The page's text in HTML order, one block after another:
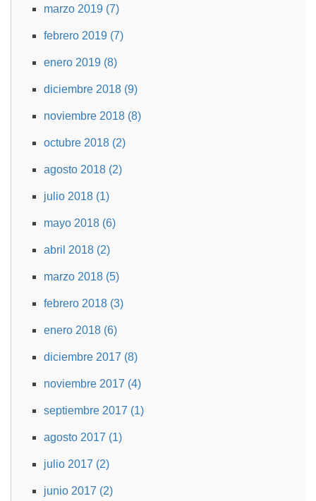
marzo 2019 (7)
febrero 2019 (7)
enero 2019 (8)
diciembre 2018 (9)
noviembre 2018 (8)
octubre 2018 (2)
agosto 2018 (2)
julio 2018 (1)
mayo 2018 (6)
abril 2018 (2)
marzo 2018 (5)
febrero 2018 (3)
enero 2018 (6)
diciembre 2017 (8)
noviembre 2017 (4)
septiembre 2017 (1)
agosto 2017 (1)
julio 2017 (2)
junio 2017 (2)